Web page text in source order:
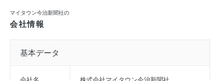
マイタウン今治新聞社の
会社情報
基本データ